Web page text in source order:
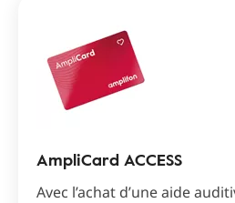
AmpliCard ACCESS
Avec l’achat d’une aide